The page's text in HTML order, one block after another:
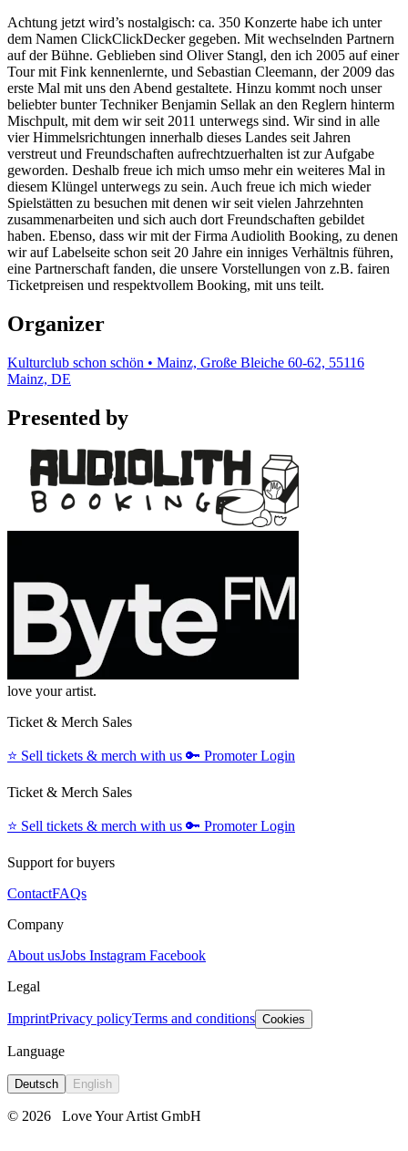
Achtung jetzt wird’s nostalgisch: ca. 350 Konzerte habe ich unter
dem Namen ClickClickDecker gegeben. Mit wechselnden Partnern
auf der Bühne. Geblieben sind Oliver Stangl, den ich 2005 auf einer
Tour mit Fink kennenlernte, und Sebastian Cleemann, der 2009 das
erste Mal mit uns den Abend gestaltete. Hinzu kommt noch unser
beliebter bunter Techniker Benjamin Sellak an den Reglern hinterm
Mischpult, mit dem wir seit 2011 unterwegs sind. Wir sind in alle
vier Himmelsrichtungen innerhalb dieses Landes seit Jahren
verstreut und Freundschaften aufrechtzuerhalten ist zur Aufgabe
geworden. Deshalb freue ich mich umso mehr ein weiteres Mal in
diesem Klüngel unterwegs zu sein. Auch freue ich mich wieder
Spielstätten zu besuchen mit denen wir seit vielen Jahrzehnten
zusammenarbeiten und sich auch dort Freundschaften gebildet
haben. Ebenso, dass wir mit der Firma Audiolith Booking, zu denen
wir auf Labelseite schon seit 20 Jahre ein inniges Verhältnis führen,
eine Partnerschaft fanden, die unsere Vorstellungen von z.B. fairen
Ticketpreisen und respektvollem Booking, mit uns teilt.
Organizer
Kulturclub schon schön • Mainz, Große Bleiche 60-62, 55116
Mainz, DE
Presented by
love your artist.
Ticket & Merch Sales
⭐️ Sell tickets & merch with us 🔑 Promoter Login
Ticket & Merch Sales
⭐️ Sell tickets & merch with us 🔑 Promoter Login
Support for buyers
ContactFAQs
Company
About usJobs Instagram Facebook
Legal
ImprintPrivacy policyTerms and conditions Cookies
Language
Deutsch English
© 2026 Love Your Artist GmbH